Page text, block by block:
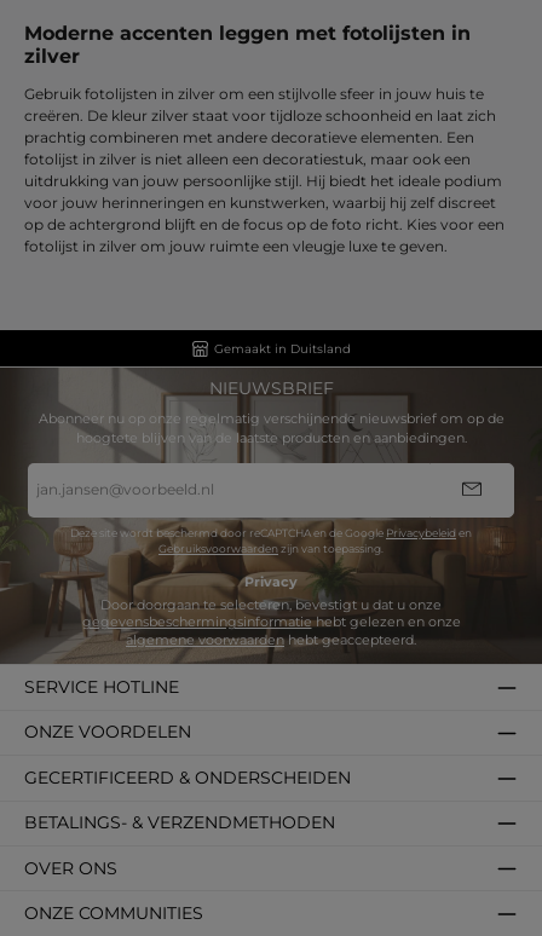
Moderne accenten leggen met fotolijsten in
zilver
Gebruik fotolijsten in zilver om een stijlvolle sfeer in jouw huis te
creëren. De kleur zilver staat voor tijdloze schoonheid en laat zich
prachtig combineren met andere decoratieve elementen. Een
fotolijst in zilver is niet alleen een decoratiestuk, maar ook een
uitdrukking van jouw persoonlijke stijl. Hij biedt het ideale podium
voor jouw herinneringen en kunstwerken, waarbij hij zelf discreet
op de achtergrond blijft en de focus op de foto richt. Kies voor een
fotolijst in zilver om jouw ruimte een vleugje luxe te geven.
Gemaakt in Duitsland
NIEUWSBRIEF
Abonneer nu op onze regelmatig verschijnende nieuwsbrief om op de
hoogtete blijven van de laatste producten en aanbiedingen.
E-
mailadres
*
Deze site wordt beschermd door reCAPTCHA en de Google Privacybeleid en
Gebruiksvoorwaarden zijn van toepassing.
Privacy
gegevensbeschermingsinformatie
algemene voorwaardenhebt geaccepteerd.
SERVICE HOTLINE
BETALINGS- & VERZENDMETHODEN
OVER ONS
GECERTIFICEERD & ONDERSCHEIDEN
ONZE VOORDELEN
ONZE COMMUNITIES